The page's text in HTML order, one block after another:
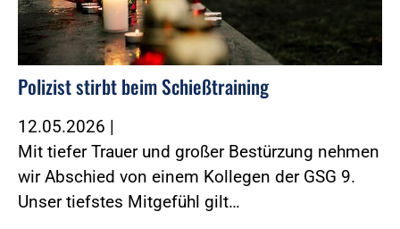
Polizist stirbt beim Schießtraining
12.05.2026 |
Mit tiefer Trauer und großer Bestürzung nehmen
wir Abschied von einem Kollegen der GSG 9.
Unser tiefstes Mitgefühl gilt…